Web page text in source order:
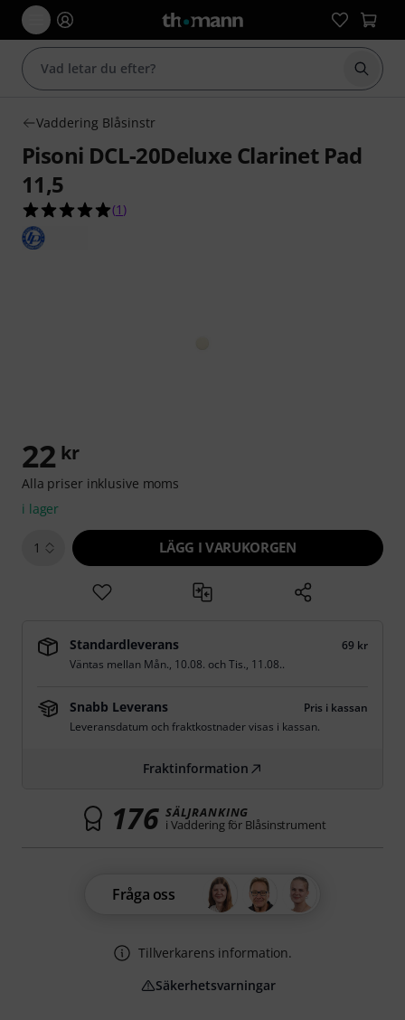
Börja
Vaddering Blåsinstr
Pisoni DCL-20Deluxe Clarinet Pad
11,5
5.0 av 5 stjärnor från 1 kundbetyg
(1 )
22 kr
Alla priser inklusive moms
i lager
1 LÄGG I VARUKORGEN
Standardleverans
69 kr
Väntas mellan Mån., 10.08. ochTis., 11.08..
Snabb Leverans
Pris i kassan
Leveransdatum och fraktkostnader visas i kassan.
Fraktinformation
176 SÄLJRANKING
i Vaddering för Blåsinstrument
Fråga oss
Tillverkarens information.
Säkerhetsvarningar